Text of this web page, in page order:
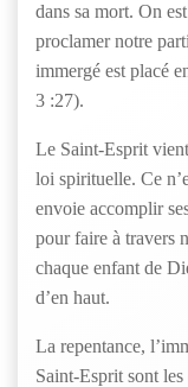
dans sa mort. On
proclamer notre
immergé est placé
3 :27).
Le Saint-Esprit
loi spirituelle. Ce
envoie accomplir
pour faire à travers
chaque enfant de
d’en haut.
La repentance,
Saint-Esprit sont